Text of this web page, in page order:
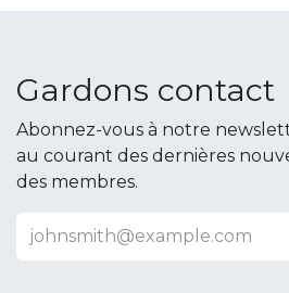
Gardons contact
Abonnez-vous à notre
au courant des dernières
des membres.